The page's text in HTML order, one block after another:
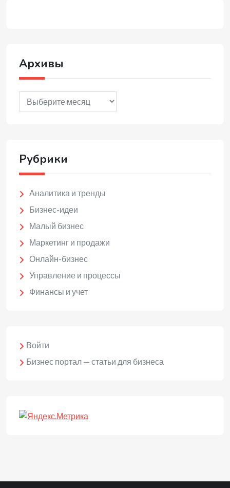
Архивы
Архивы
Рубрики
Аналитика и тренды
Бизнес-идеи
Малый бизнес
Маркетинг и продажи
Онлайн-бизнес
Управление и процессы
Финансы и учет
Войти
Бизнес портал — статьи для бизнеса